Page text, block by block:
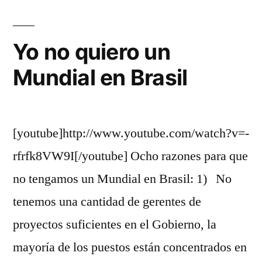
en
leyenda.
Yo no quiero un
Mundial en Brasil
[youtube]http://www.youtube.com/watch?v=-
rfrfk8VW9I[/youtube] Ocho razones para que
no tengamos un Mundial en Brasil: 1) No
tenemos una cantidad de gerentes de
proyectos suficientes en el Gobierno, la
mayoría de los puestos están concentrados en